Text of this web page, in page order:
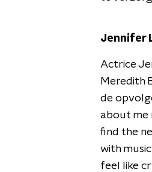
Jennifer
Actrice
Meredith
de
about me
find the
with
feel like